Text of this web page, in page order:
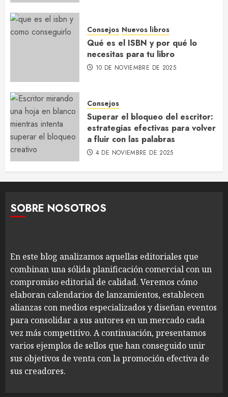
Consejos Nuevos libros
Qué es el ISBN y por qué lo
necesitas para tu libro
10 DE NOVIEMBRE DE 2025
Consejos
Superar el bloqueo del escritor:
estrategias efectivas para volver
a fluir con las palabras
4 DE NOVIEMBRE DE 2025
SOBRE NOSOTROS
En este blog analizamos aquellas editoriales que
combinan una sólida planificación comercial con un
compromiso editorial de calidad. Veremos cómo
elaboran calendarios de lanzamientos, establecen
alianzas con medios especializados y diseñan eventos
para consolidar a sus autores en un mercado cada
vez más competitivo. A continuación, presentamos
varios ejemplos de sellos que han conseguido unir
sus objetivos de venta con la promoción efectiva de
sus creadores.